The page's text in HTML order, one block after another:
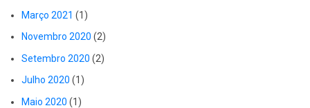
Março 2021 (1)
Novembro 2020 (2)
Setembro 2020 (2)
Julho 2020 (1)
Maio 2020 (1)